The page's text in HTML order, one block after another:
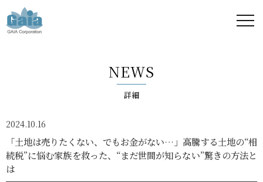
ア -
GAIA
Corporation
NEWS
詳細
2024.10.16
「土地は売りたくない、でもお金がない…」高騰する土地の“相
続税”に悩む家族を救った、“まだ世間が知らない”驚きの方法と
は